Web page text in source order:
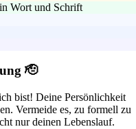
Wort und Schrift
🫡
bist! Deine Persönlichkeit
Vermeide es, zu formell zu
nur deinen Lebenslauf.